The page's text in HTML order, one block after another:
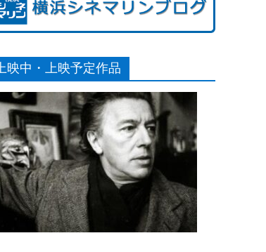
上映中・上映予定作品